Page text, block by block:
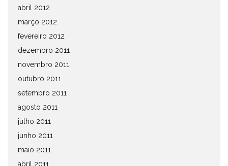
abril 2012
março 2012
fevereiro 2012
dezembro 2011
novembro 2011
outubro 2011
setembro 2011
agosto 2011
julho 2011
junho 2011
maio 2011
abril 2011